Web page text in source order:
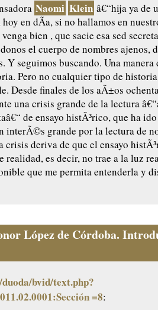
Naomi Klein â€“hija ya de
hoy en dÃ­a, si no hallamos en
bien , que sacie esa sed
el cuerpo de nombres ajenos,
Y seguimos buscando. Una manera
Pero no cualquier tipo de
Desde finales de los aÃ±os
una crisis grande de la lectura
de ensayo histÃ³rico, que ha
interÃ©s grande por la lectura de
crisis deriva de que el ensayo
realidad, es decir, no trae a la luz
que me permita entenderla y
López de Córdoba.
bvid/text.php?
=8: